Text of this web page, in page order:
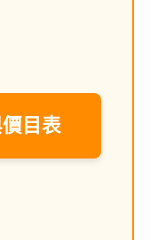
目表